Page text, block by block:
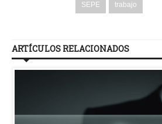
SEPE trabajo
ARTÍCULOS RELACIONADOS